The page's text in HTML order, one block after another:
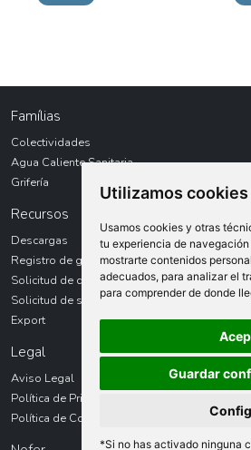
Utilizamos cookies
Usamos cookies y otras
tu experiencia de
mostrarte contenidos
adecuados, para analizar el
para comprender de donde
Guardar
*Si no has activado ninguna
Famílias
Colectividades
Agua Caliente Sanitaria
Grifería
Recursos
Descargas
Registro de garantías
Solicitud de devolución
Solicitud de servicio técnico
Export
Legal
Aviso Legal
Política de Privacidad
Política de Cookies